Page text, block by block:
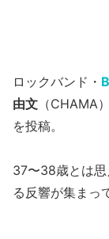
ロックバンド・
由文 （CHAMA
を投稿。
37〜38歳とは思
る反響が集まっ